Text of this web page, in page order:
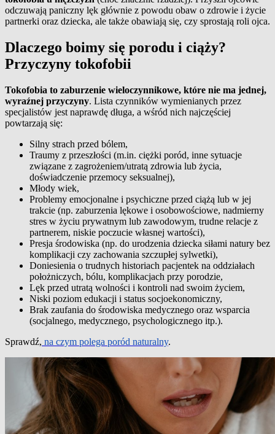
odczuwają paniczny lęk głównie z powodu obaw o zdrowie i życie
partnerki oraz dziecka, ale także obawiają się, czy sprostają roli ojca.
Dlaczego boimy się porodu i ciąży?
Przyczyny tokofobii
Tokofobia to zaburzenie wieloczynnikowe, które nie ma jednej,
wyraźnej przyczyny. Lista czynników wymienianych przez
specjalistów jest naprawdę długa, a wśród nich najczęściej
powtarzają się:
Silny strach przed bólem,
Traumy z przeszłości (m.in. ciężki poród, inne sytuacje
związane z zagrożeniem/utratą zdrowia lub życia,
doświadczenie przemocy seksualnej),
Młody wiek,
Problemy emocjonalne i psychiczne przed ciążą lub w jej
trakcie (np. zaburzenia lękowe i osobowościowe, nadmierny
stres w życiu prywatnym lub zawodowym, trudne relacje z
partnerem, niskie poczucie własnej wartości),
Presja środowiska (np. do urodzenia dziecka siłami natury bez
komplikacji czy zachowania szczupłej sylwetki),
Doniesienia o trudnych historiach pacjentek na oddziałach
położniczych, bólu, komplikacjach przy porodzie,
Lęk przed utratą wolności i kontroli nad swoim życiem,
Niski poziom edukacji i status socjoekonomiczny,
Brak zaufania do środowiska medycznego oraz wsparcia
(socjalnego, medycznego, psychologicznego itp.).
Sprawdź, na czym polega poród naturalny.